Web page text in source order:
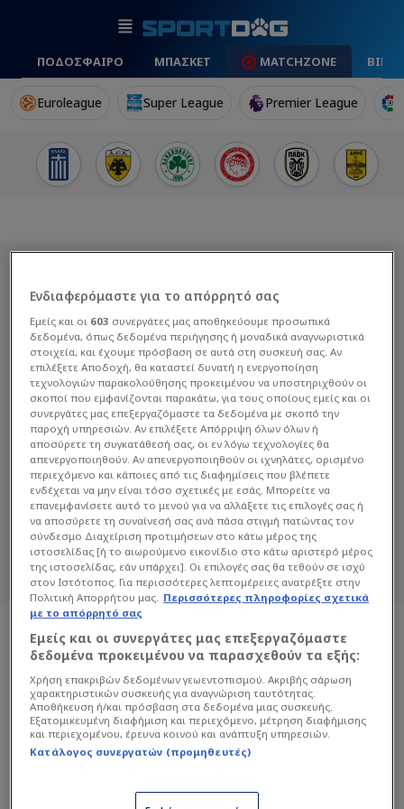
ΠΟΔΟΣΦΑΙΡΟ ΜΠΑΣΚΕΤ MATCHZONE
Euroleague Super League Premier League
ΓΙΑΣΊΝ ΑΓΙΆΡΙ
Διαβάστε όλα τα άρθρα του Sportdog
σχετικά με το θέμα Γιασίν Αγιάρι.
Sportdog: Πιστό στον φίλαθλο.
Ενδιαφερόμαστε για το απόρρητό σας
Εμείς και οι 603 συνεργάτες μας αποθηκεύουμε προσωπικά
δεδομένα, όπως δεδομένα περιήγησης ή μοναδικά αναγνωριστικά
στοιχεία, και έχουμε πρόσβαση σε αυτά στη συσκευή σας. Αν
επιλέξετε Αποδοχή, θα καταστεί δυνατή η ενεργοποίηση
τεχνολογιών παρακολούθησης προκειμένου να υποστηριχθούν οι
σκοποί που εμφανίζονται παρακάτω, για τους οποίους εμείς και οι
συνεργάτες μας επεξεργαζόμαστε τα δεδομένα με σκοπό την
παροχή υπηρεσιών. Αν επιλέξετε Απόρριψη όλων όλων ή
αποσύρετε τη συγκατάθεσή σας, οι εν λόγω τεχνολογίες θα
απενεργοποιηθούν. Αν απενεργοποιηθούν οι ιχνηλάτες, ορισμένο
περιεχόμενο και κάποιες από τις διαφημίσεις που βλέπετε
ενδέχεται να μην είναι τόσο σχετικές με εσάς. Μπορείτε να
επανεμφανίσετε αυτό το μενού για να αλλάξετε τις επιλογές σας ή
να αποσύρετε τη συναίνεσή σας ανά πάσα στιγμή πατώντας τον
σύνδεσμο Διαχείριση προτιμήσεων στο κάτω μέρος της
ιστοσελίδας [ή το αιωρούμενο εικονίδιο στο κάτω αριστερό μέρος
της ιστοσελίδας, εάν υπάρχει]. Οι επιλογές σας θα τεθούν σε ισχύ
στον Ιστότοπος. Για περισσότερες λεπτομέρειες ανατρέξτε στην
Πολιτική Απορρήτου μας. Περισσότερες πληροφορίες σχετικά
με το απόρρητό σας
Εμείς και οι συνεργάτες μας επεξεργαζόμαστε
δεδομένα προκειμένου να παρασχεθούν τα εξής:
Χρήση επακριβών δεδομένων γεωεντοπισμού. Ακριβής σάρωση
χαρακτηριστικών συσκευής για αναγνώριση ταυτότητας.
Αποθήκευση ή/και πρόσβαση στα δεδομένα μιας συσκευής.
Εξατομικευμένη διαφήμιση και περιεχόμενο, μέτρηση διαφήμισης
και περιεχομένου, έρευνα κοινού και ανάπτυξη υπηρεσιών.
Κατάλογος συνεργατών (προμηθευτές)